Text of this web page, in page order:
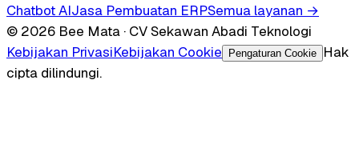
Chatbot AIJasa Pembuatan ERPSemua layanan →
© 2026 Bee Mata · CV Sekawan Abadi Teknologi
Kebijakan PrivasiKebijakan Cookie Pengaturan Cookie
Hak
cipta dilindungi.